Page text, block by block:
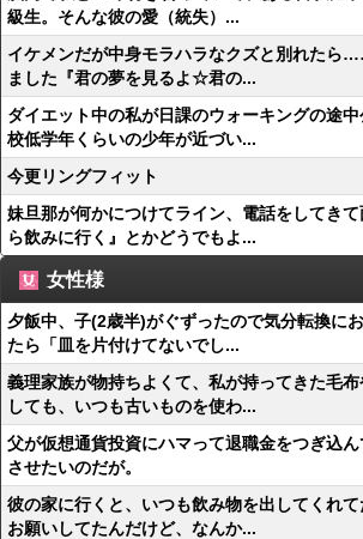
級生。そんな彼の愛（統失）...
イケメンだが中身モラハラなクズと別れたら
ました『君の夢を見るよ☆君の...
ダイエット中の私が日課のウォーキングの途
校低学年くらいの少年が近づい...
今更リングフィット
妹旦那が何かにつけてライン、電話をしてき
ら飲みに行く』とかどうでもよ...
女性様
夕飯中、子(2歳半)がぐずったので気分転換に
たら「皿を片付けてないでし...
義理家族が物持ちよくて、私が持ってきた毛
しても、いつも古いものを使わ...
父が仮想通貨投資にハマって退職金をつぎ込
させたいのだが。
彼の家に行くと、いつも飲み物を出してくれ
お願いしてたんだけど、なんか...